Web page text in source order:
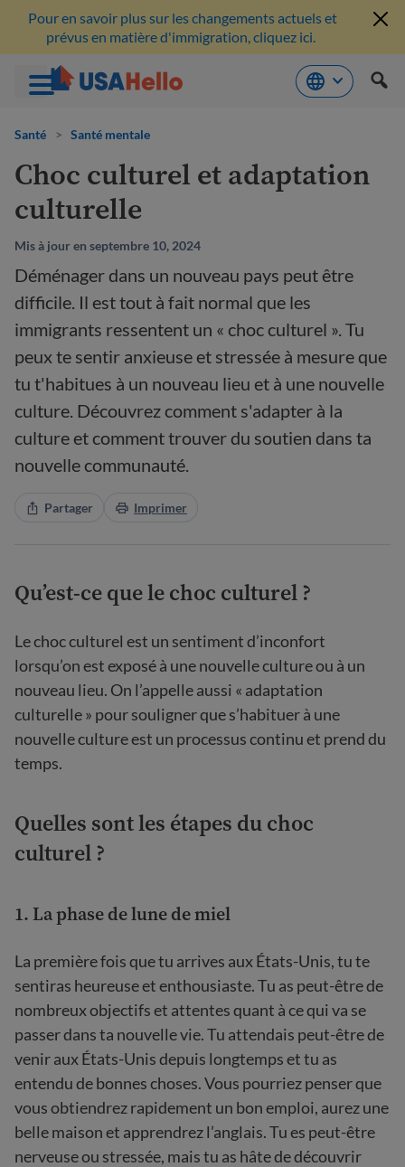
Pour en savoir plus sur les changements actuels et
prévus en matière d'immigration, cliquez ici.
Santé > Santé mentale
Choc culturel et adaptation
culturelle
Mis à jour en septembre 10, 2024
Déménager dans un nouveau pays peut être
difficile. Il est tout à fait normal que les
immigrants ressentent un « choc culturel ». Tu
peux te sentir anxieuse et stressée à mesure que
tu t'habitues à un nouveau lieu et à une nouvelle
culture. Découvrez comment s'adapter à la
culture et comment trouver du soutien dans ta
nouvelle communauté.
Partager Imprimer
Qu’est-ce que le choc culturel ?
Le chocculturel est un sentiment d’inconfort
lorsqu’on est exposé à une nouvelle culture ou à un
nouveau lieu. On l’appelle aussi « adaptation
culturelle » pour souligner que s’habituer à une
nouvelle culture est un processus continu et prend du
temps.
Quelles sont les étapes du choc
culturel ?
1. La phase de lune de miel
La première fois que tu arrives aux États-Unis, tu te
sentiras heureuse et enthousiaste. Tu as peut-être de
nombreux objectifs et attentes quant à ce qui va se
passer dans ta nouvelle vie. Tu attendais peut-être de
venir aux États-Unis depuis longtemps et tu as
entendu de bonnes choses. Vous pourriez penser que
vous obtiendrez rapidement un bon emploi, aurez une
belle maison et apprendrez l’anglais. Tu es peut-être
nerveuse ou stressée, mais tu as hâte de découvrir